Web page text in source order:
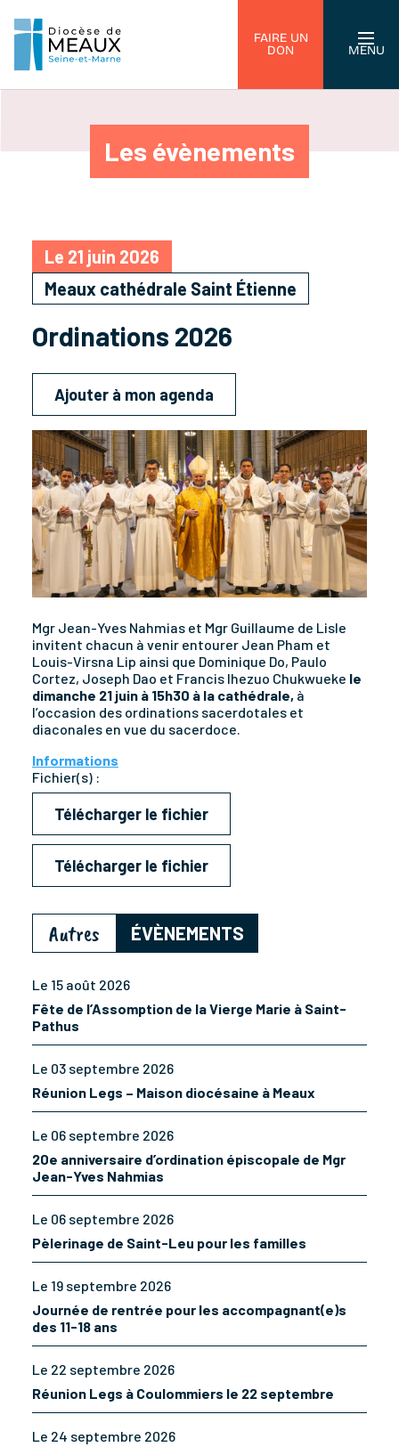
FAIRE UN
DON
MENU
Les évènements
Le 21 juin 2026
Meaux cathédrale Saint Étienne
Ordinations 2026
Ajouter à mon agenda
Mgr Jean-Yves Nahmias et Mgr Guillaume de Lisle
invitent chacun à venir entourer Jean Pham et
Louis-Virsna Lip ainsi que Dominique Do, Paulo
Cortez, Joseph Dao et Francis Ihezuo Chukwueke le
dimanche 21 juin à 15h30 à la cathédrale, à
l’occasion des ordinations sacerdotales et
diaconales en vue du sacerdoce.
Informations
Fichier(s) :
Télécharger le fichier
Télécharger le fichier
Autres ÉVÈNEMENTS
Le 15 août 2026
Fête de l’Assomption de la Vierge Marie à Saint-
Pathus
Le 03 septembre 2026
Réunion Legs – Maison diocésaine à Meaux
Le 06 septembre 2026
20e anniversaire d’ordination épiscopale de Mgr
Jean-Yves Nahmias
Le 06 septembre 2026
Pèlerinage de Saint-Leu pour les familles
Le 19 septembre 2026
Journée de rentrée pour les accompagnant(e)s
des 11-18 ans
Le 22 septembre 2026
Réunion Legs à Coulommiers le 22 septembre
Le 24 septembre 2026